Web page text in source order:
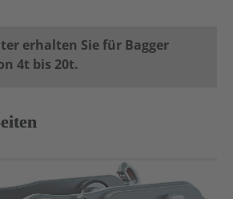
erhalten Sie für Bagger
4t bis 20t.